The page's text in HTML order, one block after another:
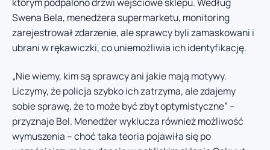
Swena Bela, menedżera supermarketu, monitoring
zarejestrował zdarzenie, ale sprawcy byli zamaskowani i
ubrani w rękawiczki, co uniemożliwia ich identyfikację.
„Nie wiemy, kim są sprawcy ani jakie mają motywy.
Liczymy, że policja szybko ich zatrzyma, ale zdajemy
sobie sprawę, że to może być zbyt optymistyczne” –
przyznaje Bel. Menedżer wyklucza również możliwość
wymuszenia – choć taka teoria pojawiła się po